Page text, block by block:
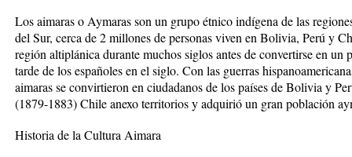
Los aimaras o Aymaras son un grupo étnico indígena de las
del Sur, cerca de 2 millones de personas viven en Bolivia, Perú y
región altiplánica durante muchos siglos antes de convertirse en
tarde de los españoles en el siglo. Con las guerras
aimaras se convirtieron en ciudadanos de los países de Bolivia y
(1879-1883) Chile anexo territorios y adquirió un gran población
Historia de la Cultura Aimara